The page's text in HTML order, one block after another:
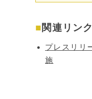
関連リンク
プレスリリ
施